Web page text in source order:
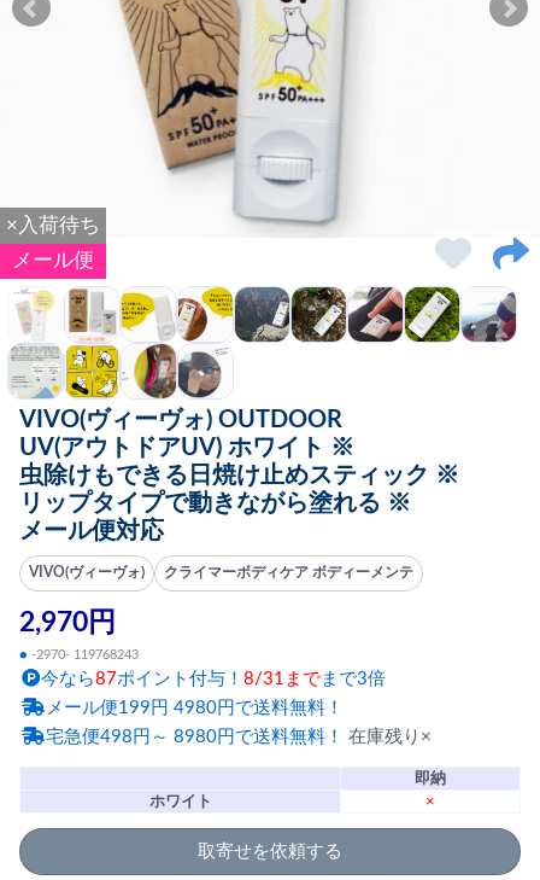
×入荷待ち
メール便
VIVO(ヴィーヴォ) OUTDOOR
UV(アウトドアUV) ホワイト ※
虫除けもできる日焼け止めスティック ※
リップタイプで動きながら塗れる ※
メール便対応
VIVO(ヴィーヴォ) クライマーボディケア ボディーメンテ
2,970円
● -2970- 119768243
今なら87ポイント付与！ 8/31まで まで3倍
メール便199円 4980円で送料無料！
宅急便498円～ 8980円で送料無料！ 在庫残り×
即納
ホワイト
×
取寄せを依頼する